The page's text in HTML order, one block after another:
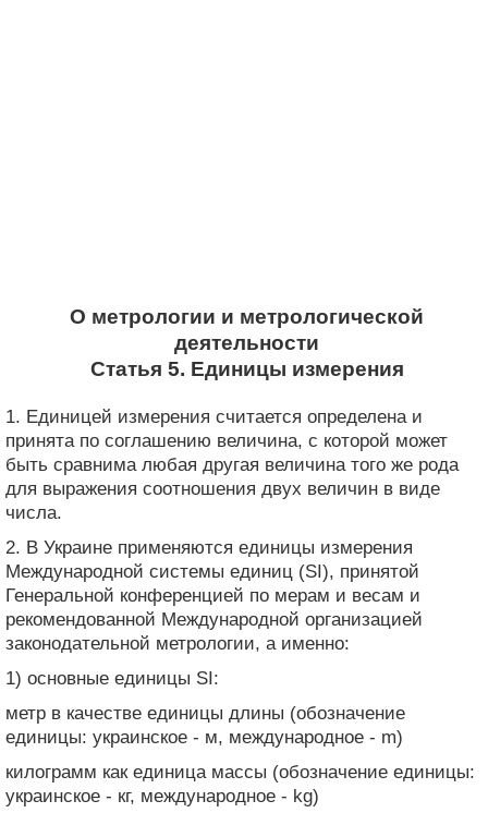
О метрологии и метрологической
деятельности
Статья 5. Единицы измерения
1. Единицей измерения считается определена и
принята по соглашению величина, с которой может
быть сравнима любая другая величина того же рода
для выражения соотношения двух величин в виде
числа.
2. В Украине применяются единицы измерения
Международной системы единиц (SI), принятой
Генеральной конференцией по мерам и весам и
рекомендованной Международной организацией
законодательной метрологии, а именно:
1) основные единицы SI:
метр в качестве единицы длины (обозначение
единицы: украинское - м, международное - m)
килограмм как единица массы (обозначение единицы:
украинское - кг, международное - kg)